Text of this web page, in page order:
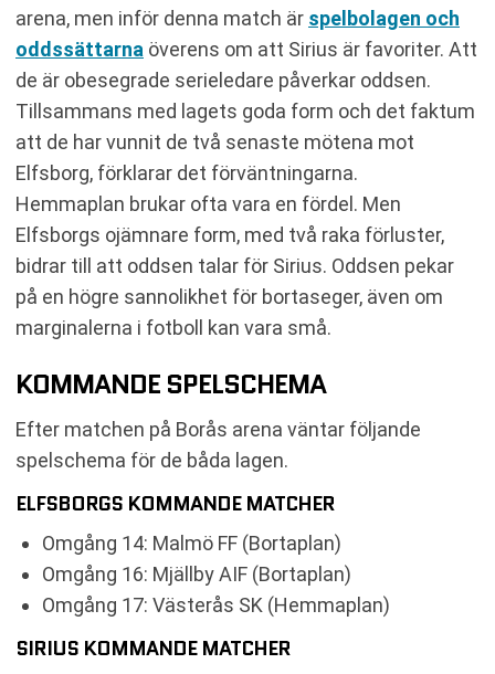
arena, men inför denna match är spelbolagen och
oddssättarna överens om att Sirius är favoriter. Att
de är obesegrade serieledare påverkar oddsen.
Tillsammans med lagets goda form och det faktum
att de har vunnit de två senaste mötena mot
Elfsborg, förklarar det förväntningarna.
Hemmaplan brukar ofta vara en fördel. Men
Elfsborgs ojämnare form, med två raka förluster,
bidrar till att oddsen talar för Sirius. Oddsen pekar
på en högre sannolikhet för bortaseger, även om
marginalerna i fotboll kan vara små.
KOMMANDE SPELSCHEMA
Efter matchen på Borås arena väntar följande
spelschema för de båda lagen.
ELFSBORGS KOMMANDE MATCHER
Omgång 14: Malmö FF (Bortaplan)
Omgång 16: Mjällby AIF (Bortaplan)
Omgång 17: Västerås SK (Hemmaplan)
SIRIUS KOMMANDE MATCHER